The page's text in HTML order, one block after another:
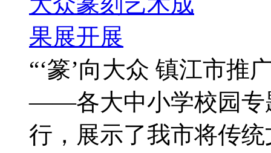
“‘篆’向大众 镇江市推
——各大中小学校园专
行，展示了我市将传